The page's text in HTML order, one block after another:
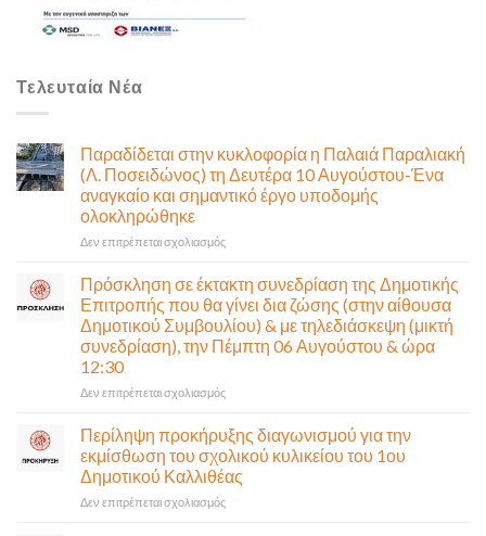
Τελευταία Νέα
Παραδίδεται στην κυκλοφορία η Παλαιά Παραλιακή
(Λ. Ποσειδώνος) τη Δευτέρα 10 Αυγούστου-Ένα
αναγκαίο και σημαντικό έργο υποδομής
ολοκληρώθηκε
Δεν επιτρέπεται σχολιασμόςστο
κυκλοφορία
η
Παλαιά
Παραλιακή
Ποσειδώνος)
10
Αυγούστου-
Ένα
αναγκαίο
Πρόσκληση σε έκτακτη συνεδρίαση της Δημοτικής
Επιτροπής που θα γίνει δια ζώσης (στην αίθουσα
Δημοτικού Συμβουλίου) & με τηλεδιάσκεψη (μικτή
συνεδρίαση), την Πέμπτη 06 Αυγούστου & ώρα
12:30
Δεν επιτρέπεται σχολιασμόςστο
σε
έκτακτη
συνεδρίαση
της
Δημοτικής
Περίληψη προκήρυξης διαγωνισμού για την
εκμίσθωση του σχολικού κυλικείου του 1ου
Δημοτικού Καλλιθέας
Δεν επιτρέπεται σχολιασμόςστο